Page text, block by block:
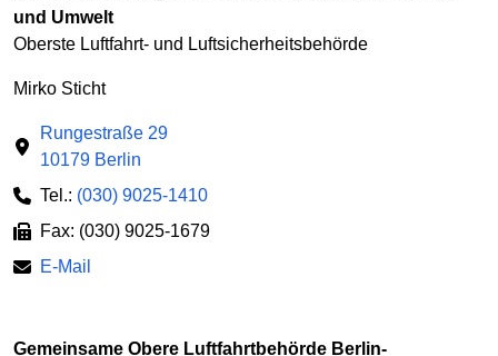
und Umwelt
Oberste Luftfahrt- und Luftsicherheitsbehörde
Mirko Sticht
Rungestraße 29
10179 Berlin
Tel.: (030) 9025-1410
Fax: (030) 9025-1679
E-Mail
Gemeinsame Obere Luftfahrtbehörde Berlin-